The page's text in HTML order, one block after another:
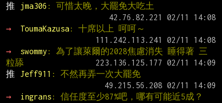
推
jma306 : 可惜太晚，大罷免大吃土
→
ToumaKazusa: 十席以上 呵呵～
→
swommy : 為了讓萊爾的2028焦慮消失 睡得著 三
粒舔
推
Jeff911 : 不然再弄一次大罷免
→
ingrans : 信任度至少87%吧，哪有可能近5成？